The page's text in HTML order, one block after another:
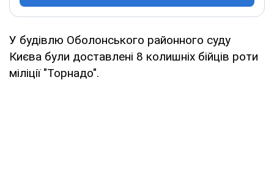
У будівлю Оболонського районного суду
Києва були доставлені 8 колишніх бійців роти
міліції "Торнадо".